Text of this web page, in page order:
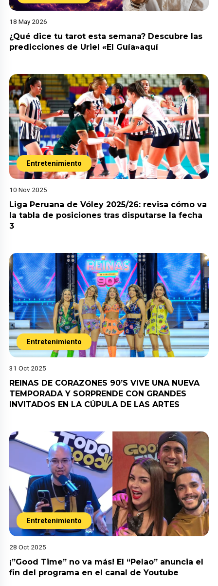
18 May 2026
¿Qué dice tu tarot esta semana? Descubre las
predicciones de Uriel «El Guía»aquí
Entretenimiento
10 Nov 2025
Liga Peruana de Vóley 2025/26: revisa cómo va
la tabla de posiciones tras disputarse la fecha
3
Entretenimiento
31 Oct 2025
REINAS DE CORAZONES 90’S VIVE UNA NUEVA
TEMPORADA Y SORPRENDE CON GRANDES
INVITADOS EN LA CÚPULA DE LAS ARTES
Entretenimiento
28 Oct 2025
¡”Good Time” no va más! El “Pelao” anuncia el
fin del programa en el canal de Youtube